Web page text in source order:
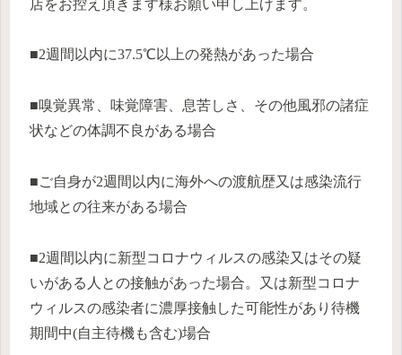
店をお控え頂きます様お願い申し上げます。
■2週間以内に37.5℃以上の発熱があった場合
■嗅覚異常、味覚障害、息苦しさ、その他風邪の諸症
状などの体調不良がある場合
■ご自身が2週間以内に海外への渡航歴又は感染流行
地域との往来がある場合
■2週間以内に新型コロナウィルスの感染又はその疑
いがある人との接触があった場合。又は新型コロナ
ウィルスの感染者に濃厚接触した可能性があり待機
期間中(自主待機も含む)場合